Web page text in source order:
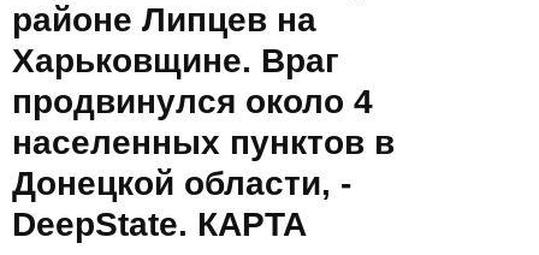
районе Липцев на
Харьковщине. Враг
продвинулся около 4
населенных пунктов в
Донецкой области, -
DeepState. КАРТА